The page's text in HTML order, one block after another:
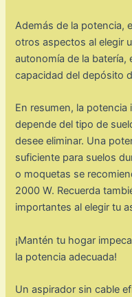
Además de la potencia,
otros aspectos al elegir
autonomía de la batería,
capacidad del depósito
En resumen, la potencia
depende del tipo de
desee eliminar. Una
suficiente para suelos
o moquetas se
2000 W. Recuerda
importantes al elegir tu
¡Mantén tu hogar
la potencia adecuada!
Un aspirador sin cable